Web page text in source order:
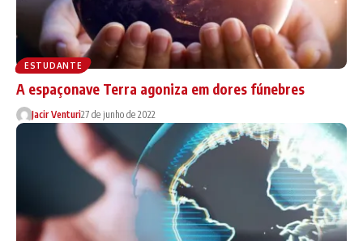
ESTUDANTE
A espaçonave Terra agoniza em dores fúnebres
Jacir Venturi27 de junho de 2022